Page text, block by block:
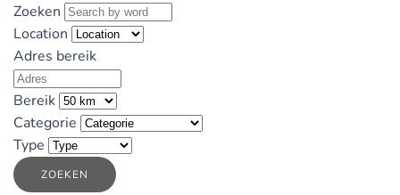
Zoeken
Location
Adres bereik
Bereik
Categorie
Type
ZOEKEN